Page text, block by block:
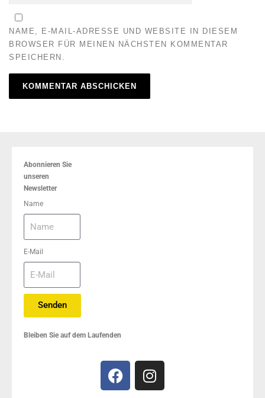
NAME, E-MAIL-ADRESSE UND WEBSITE IN DIESEM
BROWSER FÜR MEINEN NÄCHSTEN KOMMENTAR
SPEICHERN.
Abonnieren Sie
unseren
Newsletter
Name
E-Mail
Senden
Bleiben Sie auf dem Laufenden